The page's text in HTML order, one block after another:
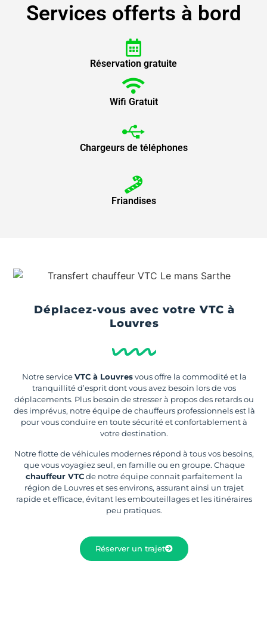
Services offerts à bord
Réservation gratuite
Wifi Gratuit
Chargeurs de téléphones
Friandises
Déplacez-vous avec votre VTC à
Louvres
Notre serviceVTC à Louvresvous offre la commodité et la
tranquillité d’esprit dont vous avez besoin lors de vos
déplacements. Plus besoin de stresser à propos des retards ou
des imprévus, notre équipe de chauffeurs professionnels est là
pour vous conduire en toute sécurité et confortablement à
votre destination.
Notre flotte de véhicules modernes répond à tous vos besoins,
que vous voyagiez seul, en famille ou en groupe. Chaque
chauffeur VTCde notre équipe connait parfaitement la
région de Louvres et ses environs, assurant ainsi un trajet
rapide et efficace, évitant les embouteillages et les itinéraires
peu pratiques.
Réserver un trajet